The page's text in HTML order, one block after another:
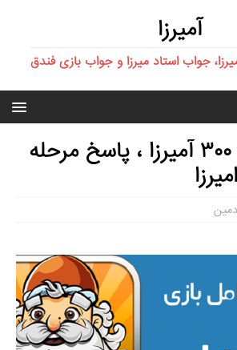
آمیرزا
جواب استاد میرزا و جواب بازی فندق
جواب مرحله ۳۰۰ آمیرزا ، پاسخ مرحله